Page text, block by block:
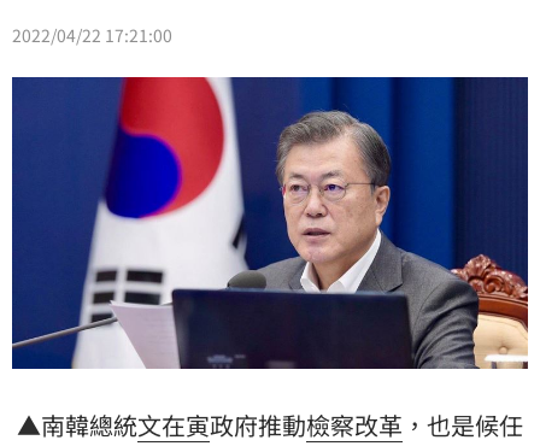
2022/04/22 17:21:00
▲南韓總統文在寅政府推動檢察改革 ，也是候任